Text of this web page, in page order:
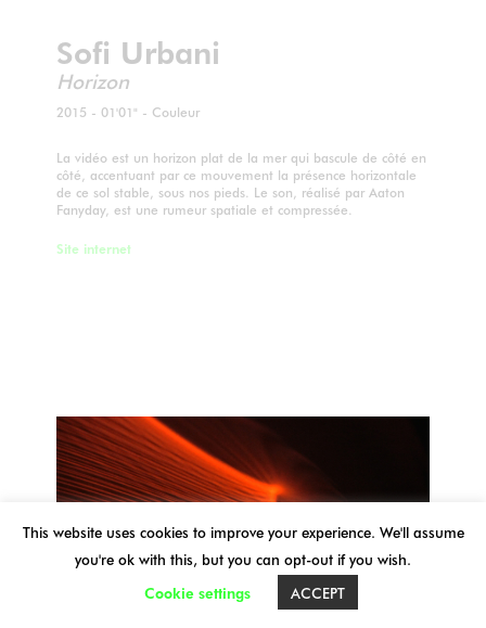
Sofi Urbani
Horizon
2015 - 01'01" - Couleur
La vidéo est un horizon plat de la mer qui bascule de côté en
côté, accentuant par ce mouvement la présence horizontale
de ce sol stable, sous nos pieds. Le son, réalisé par Aaton
Fanyday, est une rumeur spatiale et compressée.
Site internet
This website uses cookies to improve your experience. We'll assume
you're ok with this, but you can opt-out if you wish.
Cookie settings
ACCEPT